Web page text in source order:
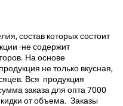
состав которых состоит
-не содержит
На основе
не только вкусная,
Вся продукция
заказа для опта 7000
от объема. Заказы